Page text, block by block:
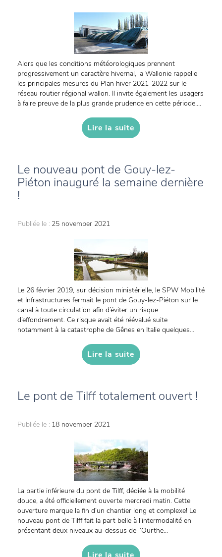
Alors que les conditions météorologiques prennent
progressivement un caractère hivernal, la Wallonie rappelle
les principales mesures du Plan hiver 2021-2022 sur le
réseau routier régional wallon. Il invite également les usagers
à faire preuve de la plus grande prudence en cette période....
Lire la suite
Le nouveau pont de Gouy-lez-
Piéton inauguré la semaine dernière
!
Publiée le : 25 november 2021
Le 26 février 2019, sur décision ministérielle, le SPW Mobilité
et Infrastructures fermait le pont de Gouy-lez-Piéton sur le
canal à toute circulation afin d’éviter un risque
d’effondrement. Ce risque avait été réévalué suite
notamment à la catastrophe de Gênes en Italie quelques...
Lire la suite
Le pont de Tilff totalement ouvert !
Publiée le : 18 november 2021
La partie inférieure du pont de Tilff, dédiée à la mobilité
douce, a été officiellement ouverte mercredi matin. Cette
ouverture marque la fin d’un chantier long et complexe! Le
nouveau pont de Tilff fait la part belle à l’intermodalité en
présentant deux niveaux au-dessus de l’Ourthe...